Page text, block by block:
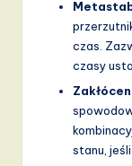
czas.
czasy
stanu,